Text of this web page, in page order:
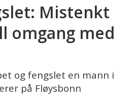
Mistenkt
omgang med
og fengslet en mann i
på Fløysbonn